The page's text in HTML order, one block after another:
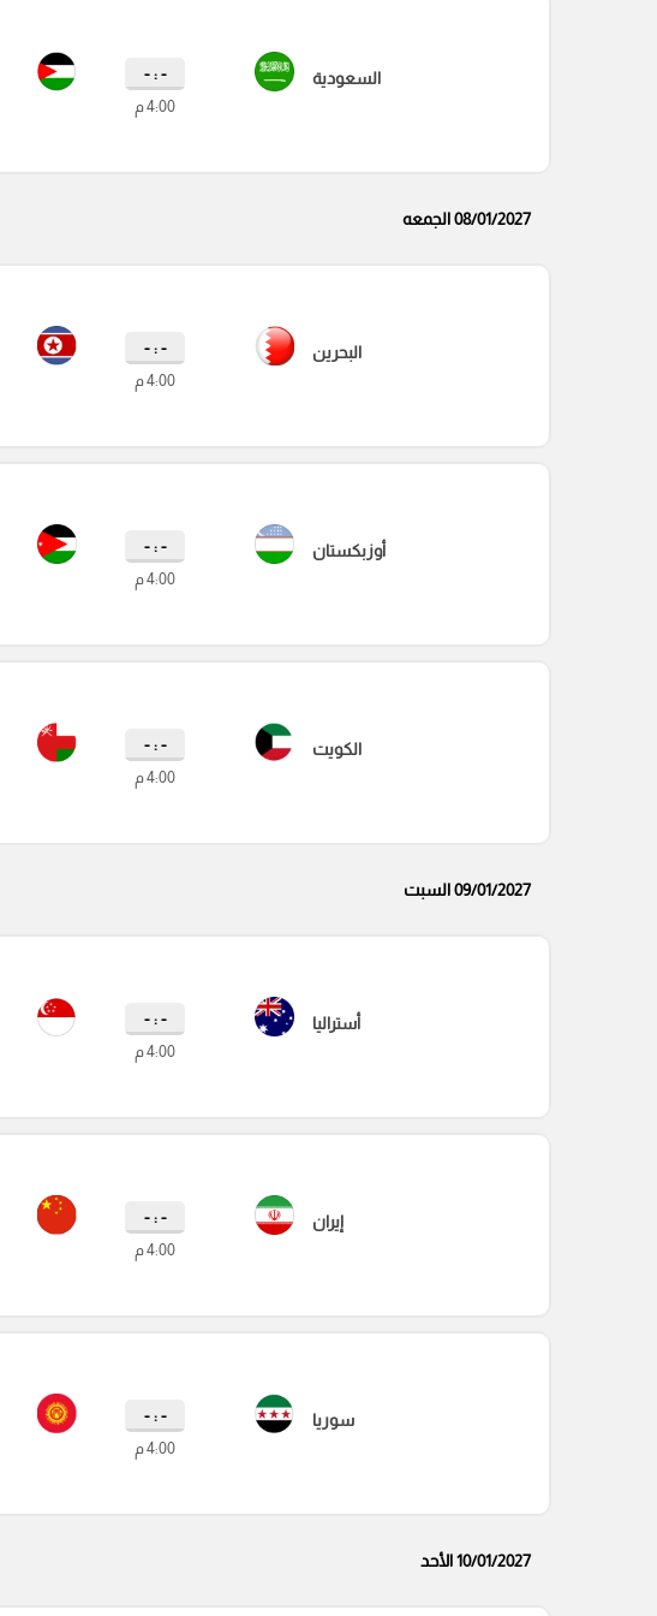
السعودية - : -
4:00 م
08/01/2027 الجمعه
البحرين - : -
4:00 م
أوزبكستان - : -
4:00 م
الكويت - : -
4:00 م
09/01/2027 السبت
أستراليا - : -
4:00 م
إيران - : -
4:00 م
سوريا - : -
4:00 م
10/01/2027 الأحد